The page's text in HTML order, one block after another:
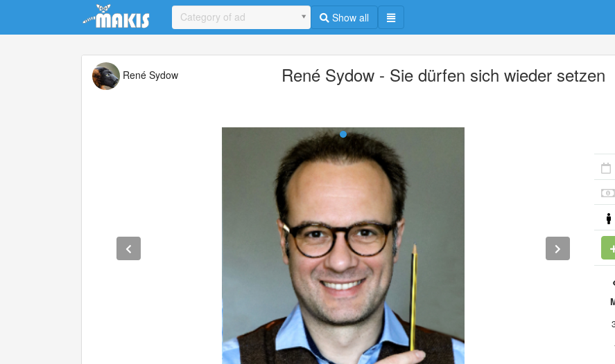
Update cookies preferences
Category of ad Show all
René Sydow René Sydow - Sie dürfen sich wieder setzen